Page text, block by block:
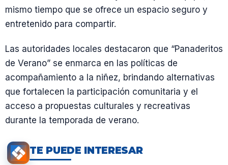
mismo tiempo que se ofrece un espacio seguro y
entretenido para compartir.
Las autoridades locales destacaron que “Panaderitos
de Verano” se enmarca en las políticas de
acompañamiento a la niñez, brindando alternativas
que fortalecen la participación comunitaria y el
acceso a propuestas culturales y recreativas
durante la temporada de verano.
TE PUEDE INTERESAR